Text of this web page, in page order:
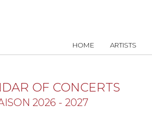
HOME ARTISTS
OF CONCERTS
2026 - 2027